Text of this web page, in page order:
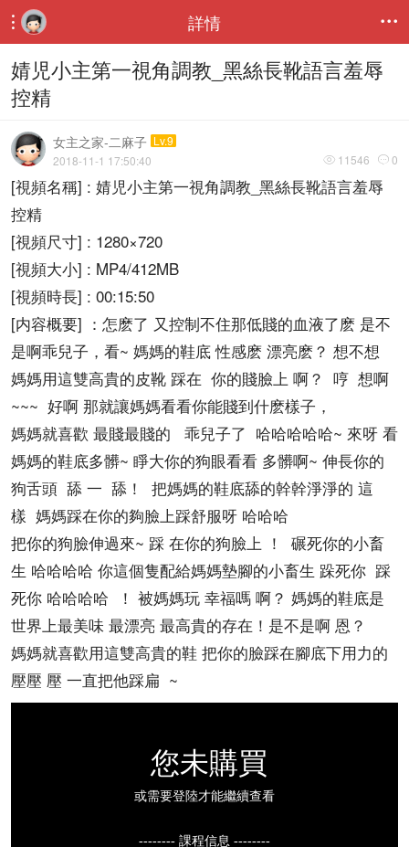
 詳情 
婧児小主第一視角調教_黑絲長靴語言羞辱
控精
女主之家-二麻子 Lv.9
 11546  0
2018-11-1 17:50:40
[視頻名稱] : 婧児小主第一視角調教_黑絲長靴語言羞辱
控精
[視頻尺寸] : 1280×720
[視頻大小] : MP4/412MB
[視頻時長] : 00:15:50
[内容概要] ：怎麽了 又控制不住那低賤的血液了麽 是不
是啊乖兒子，看~ 媽媽的鞋底 性感麽 漂亮麽？ 想不想
媽媽用這雙高貴的皮靴 踩在 你的賤臉上 啊？ 哼 想啊
~~~ 好啊 那就讓媽媽看看你能賤到什麽樣子，
媽媽就喜歡 最賤最賤的 乖兒子了 哈哈哈哈哈~ 來呀 看
媽媽的鞋底多髒~ 睜大你的狗眼看看 多髒啊~ 伸長你的
狗舌頭 舔 一 舔！ 把媽媽的鞋底舔的幹幹淨淨的 這
樣 媽媽踩在你的夠臉上踩舒服呀 哈哈哈
把你的狗臉伸過來~ 踩 在你的狗臉上 ！ 碾死你的小畜
生 哈哈哈哈 你這個隻配給媽媽墊腳的小畜生 跺死你 踩
死你 哈哈哈哈 ！ 被媽媽玩 幸福嗎 啊？ 媽媽的鞋底是
世界上最美味 最漂亮 最高貴的存在！是不是啊 恩？
媽媽就喜歡用這雙高貴的鞋 把你的臉踩在腳底下用力的
壓壓 壓 一直把他踩扁 ~
您未購買
或需要登陸才能繼續查看
-------- 課程信息 --------